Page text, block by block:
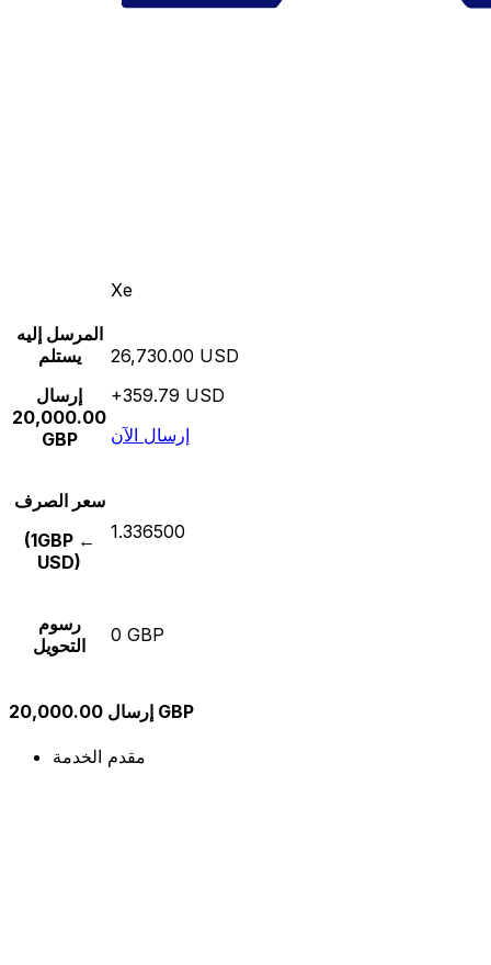
Xe
المرسل إليه
يستلم
إرسال
20,000.00
GBP
26,730.00 USD
+359.79 USD
إرسال الآن
سعر الصرف
(1GBP ←
USD)
1.336500
رسوم
التحويل
0 GBP
إرسال 20,000.00 GBP
مقدم الخدمة